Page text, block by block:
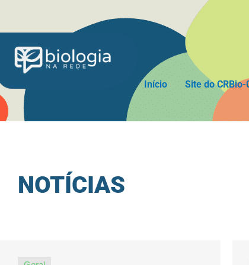
o
conteúdo
Início Site do CRBio-
NOTÍCIAS